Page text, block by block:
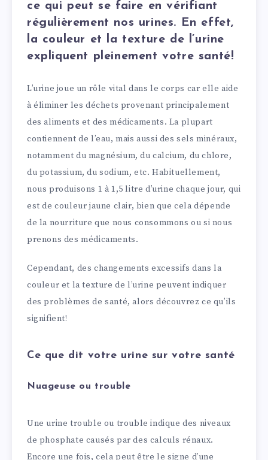
ce qui peut se faire en vérifiant
régulièrement nos urines. En effet,
la couleur et la texture de l’urine
expliquent pleinement votre santé!
L’urine joue un rôle vital dans le corps car elle aide
à éliminer les déchets provenant principalement
des aliments et des médicaments. La plupart
contiennent de l’eau, mais aussi des sels minéraux,
notamment du magnésium, du calcium, du chlore,
du potassium, du sodium, etc. Habituellement,
nous produisons 1 à 1,5 litre d’urine chaque jour, qui
est de couleur jaune clair, bien que cela dépende
de la nourriture que nous consommons ou si nous
prenons des médicaments.
Cependant, des changements excessifs dans la
couleur et la texture de l’urine peuvent indiquer
des problèmes de santé, alors découvrez ce qu’ils
signifient!
Ce que dit votre urine sur votre santé
Nuageuse ou trouble
Une urine trouble ou trouble indique des niveaux
de phosphate causés par des calculs rénaux.
Encore une fois, cela peut être le signe d’une